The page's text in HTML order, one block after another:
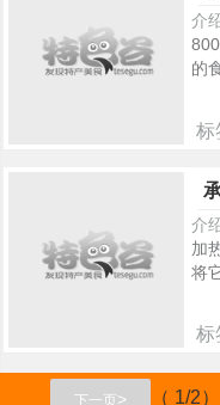
介
的
标
介
加
将
标
下一页 > （ 1/2）